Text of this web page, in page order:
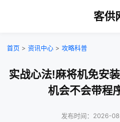
客供
首页 > 资讯中心 > 攻略科普
实战心法!麻将机免安
机会不会带程
发布时间：2026-